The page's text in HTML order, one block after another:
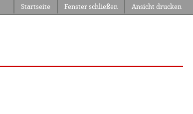
Ansicht drucken
Fenster schließen
Startseite